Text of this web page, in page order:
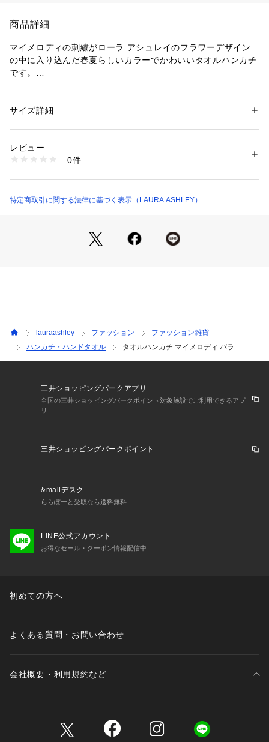
商品詳細
マイメロディの刺繍がローラ アシュレイのフラワーデザイン
の中に入り込んだ春夏らしいカラーでかわいいタオルハンカチ
です。
ります。また、パソコン・スマートフォンなどの環境により、
若干製品と画像のカラーが異なる場合もございます。
性別：レディース
ル
生産国：中国製
1604200002768
サイズ詳細
レビュー
0件
特定商取引に関する法律に基づく表示（LAURA ASHLEY）
lauraashley ファッション
ファッション雑貨
ハンカチ・ハンドタオル
タオルハンカチ マイメロディ バラ
三井ショッピングパークアプリ
全国の三井ショッピングパークポイント対象施設でご利用できるアプ
リ
三井ショッピングパークポイント
&mallデスク
ららぽーと受取なら送料無料
LINE公式アカウント
お得なセール・クーポン情報配信中
初めての方へ
よくある質問・お問い合わせ
会社概要・利用規約など